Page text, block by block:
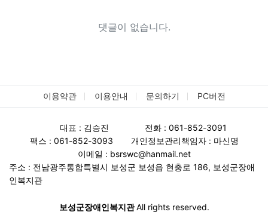
댓글이 없습니다.
이용약관 이용안내 문의하기 PC버전
대표 : 김승진
전화 : 061-852-3091
팩스 : 061-852-3093
개인정보관리책임자 : 마신명
이메일 : bsrswc@hanmail.net
주소 : 전남광주통합특별시 보성군 보성읍 현충로 186, 보성군장애
인복지관
보성군장애인복지관All rights reserved.